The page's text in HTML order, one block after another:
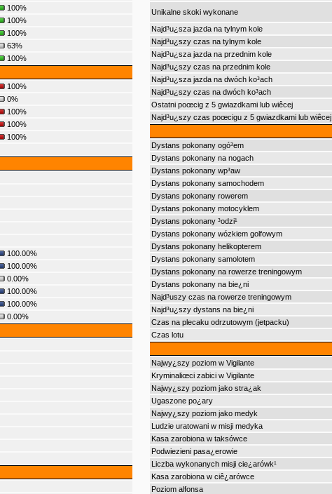
100%
100%
100%
63%
100%
100%
0%
100%
100%
100%
100.00%
100.00%
0.00%
100.00%
100.00%
0.00%
Unikalne skoki wykonane
Najd³u¿sza jazda na tylnym kole
Najd³u¿szy czas na tylnym kole
Najd³u¿sza jazda na przednim kole
Najd³u¿szy czas na przednim kole
Najd³u¿sza jazda na dwóch ko³ach
Najd³u¿szy czas na dwóch ko³ach
Ostatni poœcig z 5 gwiazdkami lub wiêcej
Najd³u¿szy czas poœcigu z 5 gwiazdkami lub wiêcej
Dystans pokonany ogó³em
Dystans pokonany na nogach
Dystans pokonany wp³aw
Dystans pokonany samochodem
Dystans pokonany rowerem
Dystans pokonany motocyklem
Dystans pokonany ³odzi¹
Dystans pokonany wózkiem golfowym
Dystans pokonany helikopterem
Dystans pokonany samolotem
Dystans pokonany na rowerze treningowym
Dystans pokonany na bie¿ni
Najd³uszy czas na rowerze treningowym
Najd³u¿szy dystans na bie¿ni
Czas na plecaku odrzutowym (jetpacku)
Czas lotu
Najwy¿szy poziom w Vigilante
Kryminaliœci zabici w Vigilante
Najwy¿szy poziom jako stra¿ak
Ugaszone po¿ary
Najwy¿szy poziom jako medyk
Ludzie uratowani w misji medyka
Kasa zarobiona w taksówce
Podwiezieni pasa¿erowie
Liczba wykonanych misji cie¿arówk¹
Kasa zarobiona w ciê¿arówce
Poziom alfonsa